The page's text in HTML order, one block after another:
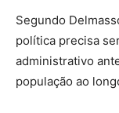
Segundo
política precisa
administrativo
população ao